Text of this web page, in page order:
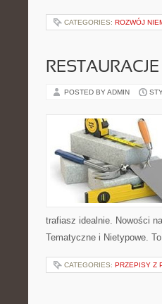
CATEGORIES: ROZWÓJ
POSTED BY ADMIN
trafiasz idealnie. Nowości
Tematyczne i Nietypowe.
CATEGORIES: PRZEPISY Z